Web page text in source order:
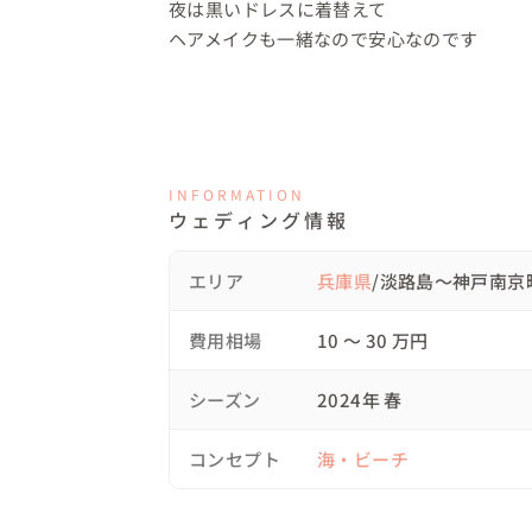
夜は黒いドレスに着替えて
ヘアメイクも一緒なので安心なのです
INFORMATION
ウェディング情報
エリア 兵庫県/淡路島～神戸南京
費用相場 10 〜 30 万円
シーズン 2024年 春
コンセプト 海・ビーチ